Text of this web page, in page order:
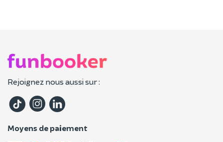
Rejoignez nous aussi sur :
Moyens de paiement